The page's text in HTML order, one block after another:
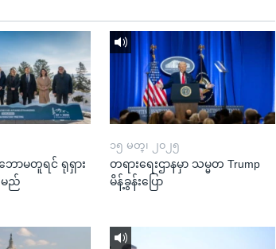
ာမတူရင် ရုရှား
ည်
၁၅ မတ္၊ ၂၀၂၅
တရားရေးဌာနမှာ သမ္မတ Trump
မိန့်ခွန်းပြော